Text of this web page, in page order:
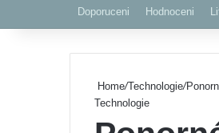
Doporuceni Hodnoceni
Home/Technologie/
Technologie